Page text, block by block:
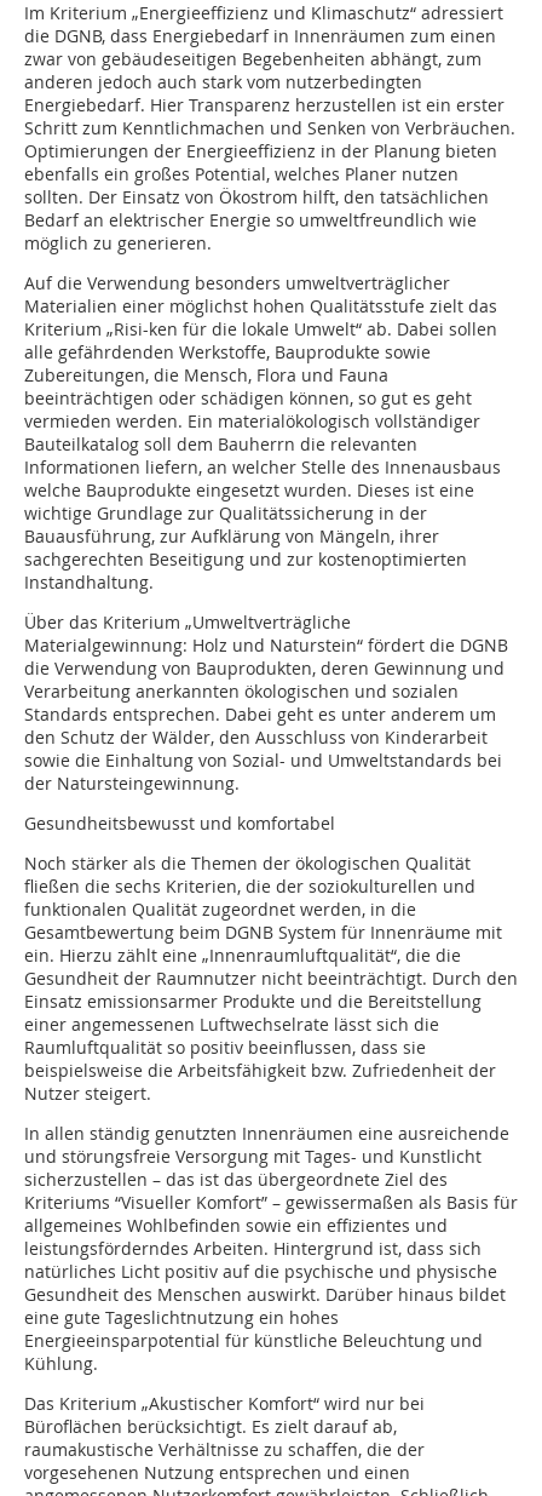
Im Kriterium „Energieeffizienz und Klimaschutz“ adressiert
die DGNB, dass Energiebedarf in Innenräumen zum einen
zwar von gebäudeseitigen Begebenheiten abhängt, zum
anderen jedoch auch stark vom nutzerbedingten
Energiebedarf. Hier Transparenz herzustellen ist ein erster
Schritt zum Kenntlichmachen und Senken von Verbräuchen.
Optimierungen der Energieeffizienz in der Planung bieten
ebenfalls ein großes Potential, welches Planer nutzen
sollten. Der Einsatz von Ökostrom hilft, den tatsächlichen
Bedarf an elektrischer Energie so umweltfreundlich wie
möglich zu generieren.
Auf die Verwendung besonders umweltverträglicher
Materialien einer möglichst hohen Qualitätsstufe zielt das
Kriterium „Risi-ken für die lokale Umwelt“ ab. Dabei sollen
alle gefährdenden Werkstoffe, Bauprodukte sowie
Zubereitungen, die Mensch, Flora und Fauna
beeinträchtigen oder schädigen können, so gut es geht
vermieden werden. Ein materialökologisch vollständiger
Bauteilkatalog soll dem Bauherrn die relevanten
Informationen liefern, an welcher Stelle des Innenausbaus
welche Bauprodukte eingesetzt wurden. Dieses ist eine
wichtige Grundlage zur Qualitätssicherung in der
Bauausführung, zur Aufklärung von Mängeln, ihrer
sachgerechten Beseitigung und zur kostenoptimierten
Instandhaltung.
Über das Kriterium „Umweltverträgliche
Materialgewinnung: Holz und Naturstein“ fördert die DGNB
die Verwendung von Bauprodukten, deren Gewinnung und
Verarbeitung anerkannten ökologischen und sozialen
Standards entsprechen. Dabei geht es unter anderem um
den Schutz der Wälder, den Ausschluss von Kinderarbeit
sowie die Einhaltung von Sozial- und Umweltstandards bei
der Natursteingewinnung.
Gesundheitsbewusst und komfortabel
Noch stärker als die Themen der ökologischen Qualität
fließen die sechs Kriterien, die der soziokulturellen und
funktionalen Qualität zugeordnet werden, in die
Gesamtbewertung beim DGNB System für Innenräume mit
ein. Hierzu zählt eine „Innenraumluftqualität“, die die
Gesundheit der Raumnutzer nicht beeinträchtigt. Durch den
Einsatz emissionsarmer Produkte und die Bereitstellung
einer angemessenen Luftwechselrate lässt sich die
Raumluftqualität so positiv beeinflussen, dass sie
beispielsweise die Arbeitsfähigkeit bzw. Zufriedenheit der
Nutzer steigert.
In allen ständig genutzten Innenräumen eine ausreichende
und störungsfreie Versorgung mit Tages- und Kunstlicht
sicherzustellen – das ist das übergeordnete Ziel des
Kriteriums “Visueller Komfort” – gewissermaßen als Basis für
allgemeines Wohlbefinden sowie ein effizientes und
leistungsförderndes Arbeiten. Hintergrund ist, dass sich
natürliches Licht positiv auf die psychische und physische
Gesundheit des Menschen auswirkt. Darüber hinaus bildet
eine gute Tageslichtnutzung ein hohes
Energieeinsparpotential für künstliche Beleuchtung und
Kühlung.
Das Kriterium „Akustischer Komfort“ wird nur bei
Büroflächen berücksichtigt. Es zielt darauf ab,
raumakustische Verhältnisse zu schaffen, die der
vorgesehenen Nutzung entsprechen und einen